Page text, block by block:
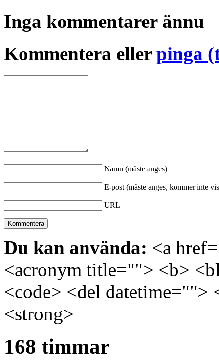
Inga kommentarer ännu
Kommentera eller pinga
Namn (måste anges)
E-post (måste anges, kommer inte
URL
Du kan använda: <a
<acronym title=""> <b>
<code> <del
<strong>
168 timmar